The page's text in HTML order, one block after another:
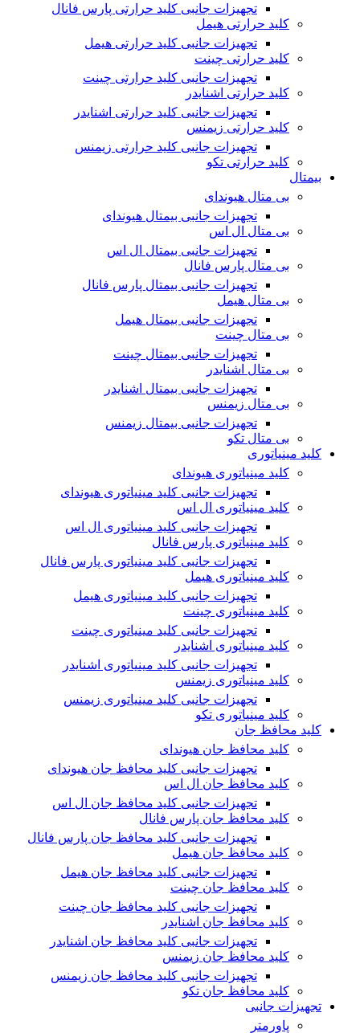
تجهیزات جانبی کلید حرارتی پارس فانال
کلید حرارتی هیمل
تجهیزات جانبی کلید حرارتی هیمل
کلید حرارتی چینت
تجهیزات جانبی کلید حرارتی چینت
کلید حرارتی اشنایدر
تجهیزات جانبی کلید حرارتی اشنایدر
کلید حرارتی زیمنس
تجهیزات جانبی کلید حرارتی زیمنس
کلید حرارتی تکو
بیمتال
بی متال هیوندای
تجهیزات جانبی بیمتال هیوندای
بی متال ال اس
تجهیزات جانبی بیمتال ال اس
بی متال پارس فانال
تجهیزات جانبی بیمتال پارس فانال
بی متال هیمل
تجهیزات جانبی بیمتال هیمل
بی متال چینت
تجهیزات جانبی بیمتال چینت
بی متال اشنایدر
تجهیزات جانبی بیمتال اشنایدر
بی متال زیمنس
تجهیزات جانبی بیمتال زیمنس
بی متال تکو
کلید مینیاتوری
کلید مینیاتوری هیوندای
تجهیزات جانبی کلید مینیاتوری هیوندای
کلید مینیاتوری ال اس
تجهیزات جانبی کلید مینیاتوری ال اس
کلید مینیاتوری پارس فانال
تجهیزات جانبی کلید مینیاتوری پارس فانال
کلید مینیاتوری هیمل
تجهیزات جانبی کلید مینیاتوری هیمل
کلید مینیاتوری چینت
تجهیزات جانبی کلید مینیاتوری چینت
کلید مینیاتوری اشنایدر
تجهیزات جانبی کلید مینیاتوری اشنایدر
کلید مینیاتوری زیمنس
تجهیزات جانبی کلید مینیاتوری زیمنس
کلید مینیاتوری تکو
کلید محافظ جان
کلید محافظ جان هیوندای
تجهیزات جانبی کلید محافظ جان هیوندای
کلید محافظ جان ال اس
تجهیزات جانبی کلید محافظ جان ال اس
کلید محافظ جان پارس فانال
تجهیزات جانبی کلید محافظ جان پارس فانال
کلید محافظ جان هیمل
تجهیزات جانبی کلید محافظ جان هیمل
کلید محافظ جان چینت
تجهیزات جانبی کلید محافظ جان چینت
کلید محافظ جان اشنایدر
تجهیزات جانبی کلید محافظ جان اشنایدر
کلید محافظ جان زیمنس
تجهیزات جانبی کلید محافظ جان زیمنس
کلید محافظ جان تکو
تجهیزات جانبی
پاورمتر